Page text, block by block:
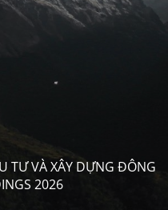
TƯ VÀ XÂY DỰNG ĐÔNG
2026